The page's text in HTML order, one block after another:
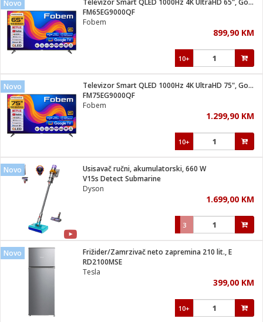
pribor
pribor
Vitrine
pribor
i kutije
gorivo
Novo
Televizor Smart QLED 1000Hz 4K UltraHD 65", Google TV
FM65EG9000QF
Fobem
899,90 KM
10+
Novo
Televizor Smart QLED 1000Hz 4K UltraHD 75", Google TV
FM75EG9000QF
Fobem
1.299,90 KM
10+
Novo
Usisavač ručni, akumulatorski, 660 W
V15s Detect Submarine
Dyson
1.699,00 KM
3
Novo
Frižider/Zamrzivač neto zapremina 210 lit., E
RD2100MSE
Tesla
399,00 KM
10+